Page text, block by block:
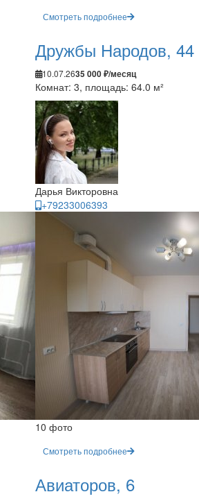
Смотреть подробнее
Дружбы Народов, 44
10.07.2635 000 ₽/месяц
Комнат: 3, площадь: 64.0 м²
Дарья Викторовна
+79233006393
10 фото
Смотреть подробнее
Авиаторов, 6